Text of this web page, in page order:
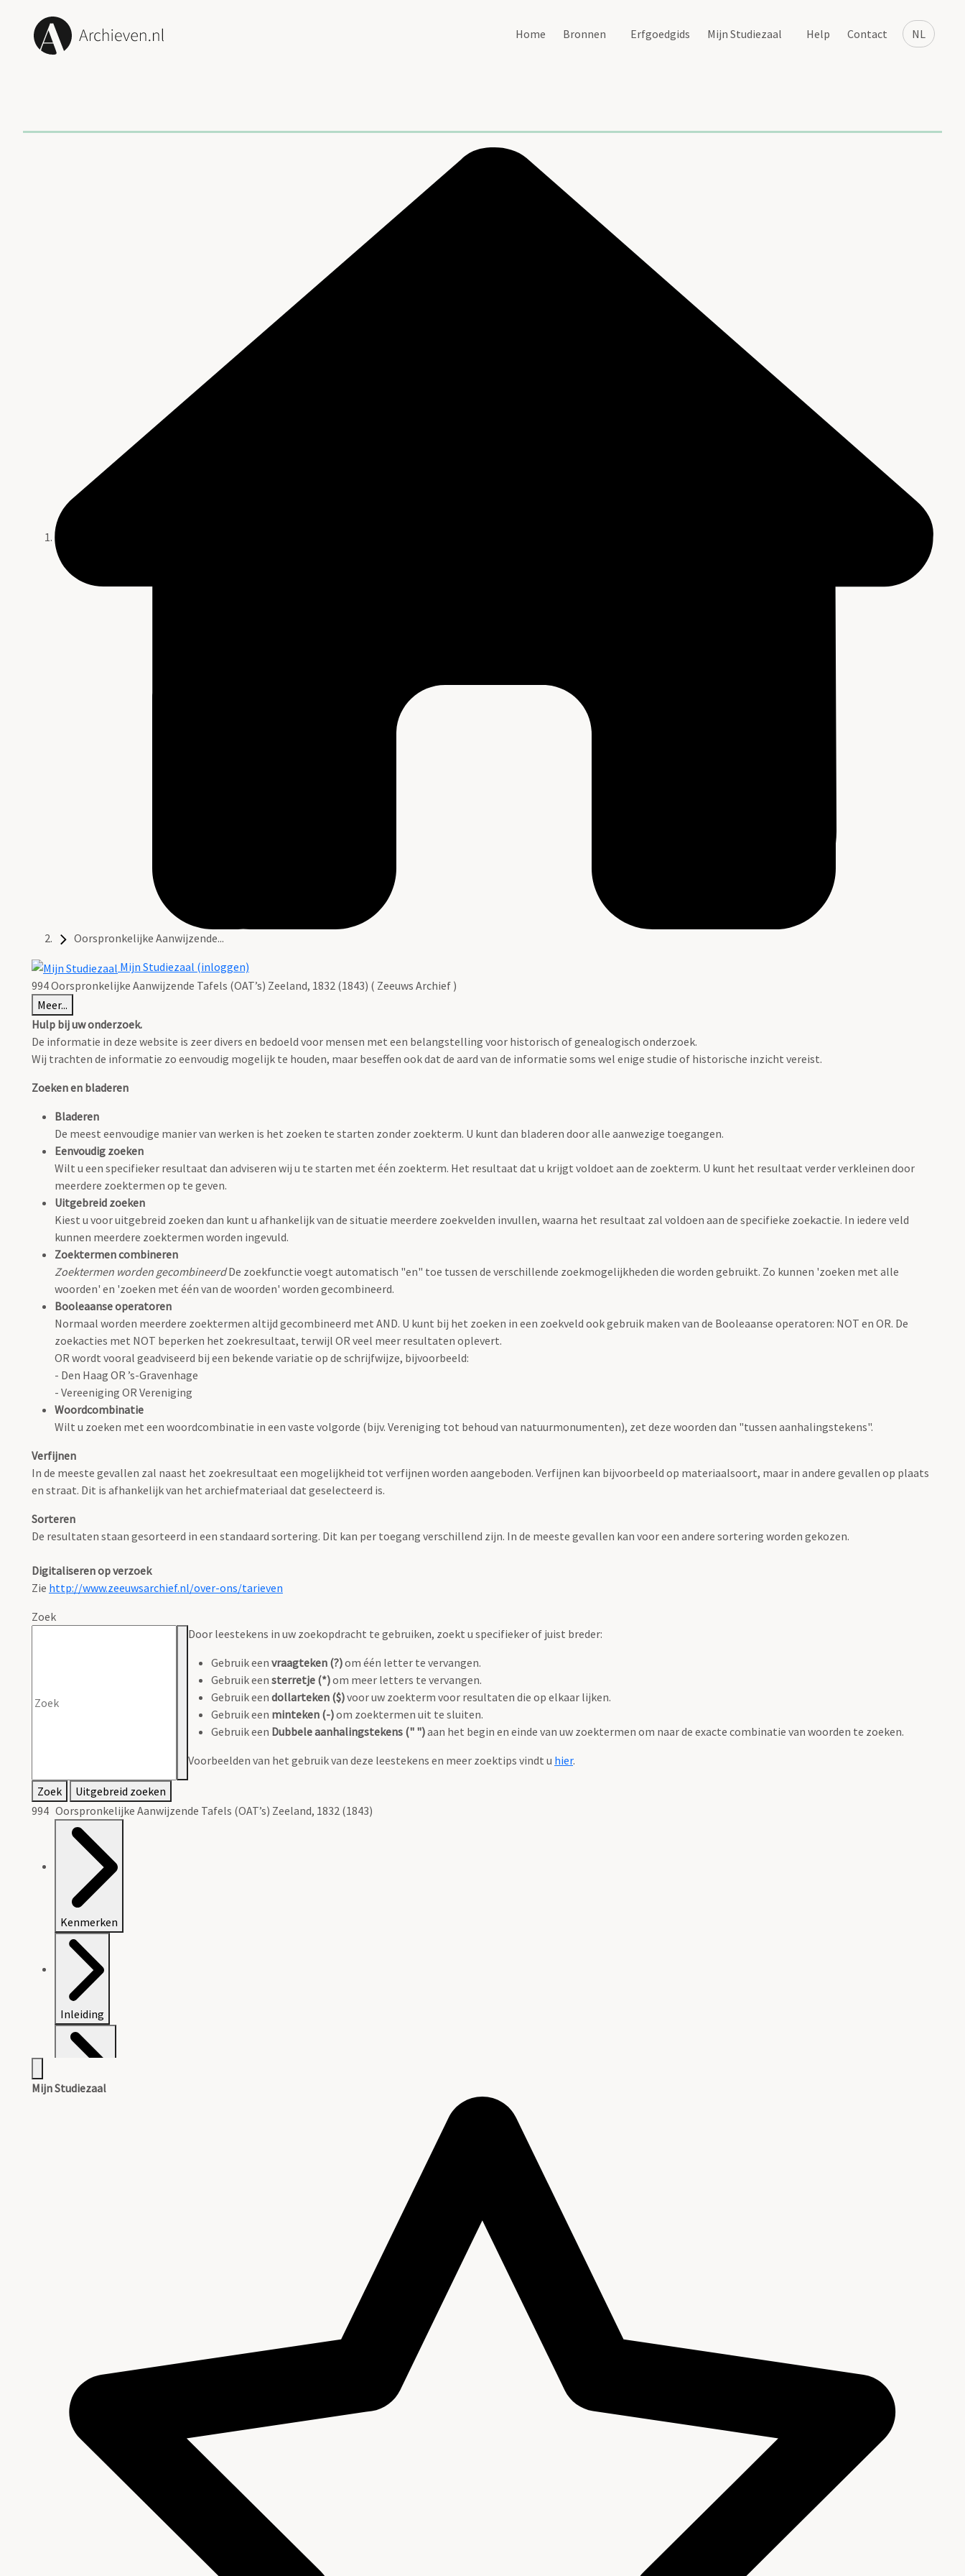
NL
Home Bronnen Erfgoedgids Mijn Studiezaal Help Contact
Oorspronkelijke Aanwijzende...
Mijn Studiezaal (inloggen)
994 Oorspronkelijke Aanwijzende Tafels (OAT’s) Zeeland, 1832 (1843) ( Zeeuws Archief )
Meer...
Hulp bij uw onderzoek.
De informatie in deze website is zeer divers en bedoeld voor mensen met een belangstelling voor historisch of genealogisch onderzoek.
Wij trachten de informatie zo eenvoudig mogelijk te houden, maar beseffen ook dat de aard van de informatie soms wel enige studie of historische inzicht vereist.
Zoeken en bladeren
Bladeren
De meest eenvoudige manier van werken is het zoeken te starten zonder zoekterm. U kunt dan bladeren door alle aanwezige toegangen.
Eenvoudig zoeken
Wilt u een specifieker resultaat dan adviseren wij u te starten met één zoekterm. Het resultaat dat u krijgt voldoet aan de zoekterm. U kunt het resultaat verder verkleinen door
meerdere zoektermen op te geven.
Uitgebreid zoeken
Kiest u voor uitgebreid zoeken dan kunt u afhankelijk van de situatie meerdere zoekvelden invullen, waarna het resultaat zal voldoen aan de specifieke zoekactie. In iedere veld
kunnen meerdere zoektermen worden ingevuld.
Zoektermen combineren
Zoektermen worden gecombineerdDe zoekfunctie voegt automatisch "en" toe tussen de verschillende zoekmogelijkheden die worden gebruikt. Zo kunnen 'zoeken met alle
woorden' en 'zoeken met één van de woorden' worden gecombineerd.
Booleaanse operatoren
Normaal worden meerdere zoektermen altijd gecombineerd met AND. U kunt bij het zoeken in een zoekveld ook gebruik maken van de Booleaanse operatoren: NOT en OR. De
zoekacties met NOT beperken het zoekresultaat, terwijl OR veel meer resultaten oplevert.
OR wordt vooral geadviseerd bij een bekende variatie op de schrijfwijze, bijvoorbeeld:
- Den Haag OR ’s-Gravenhage
- Vereeniging OR Vereniging
Woordcombinatie
Wilt u zoeken met een woordcombinatie in een vaste volgorde (bijv. Vereniging tot behoud van natuurmonumenten), zet deze woorden dan "tussen aanhalingstekens".
Verfijnen
In de meeste gevallen zal naast het zoekresultaat een mogelijkheid tot verfijnen worden aangeboden. Verfijnen kan bijvoorbeeld op materiaalsoort, maar in andere gevallen op plaats
en straat. Dit is afhankelijk van het archiefmateriaal dat geselecteerd is.
Sorteren
De resultaten staan gesorteerd in een standaard sortering. Dit kan per toegang verschillend zijn. In de meeste gevallen kan voor een andere sortering worden gekozen.
Digitaliseren op verzoek
Zie http://www.zeeuwsarchief.nl/over-ons/tarieven
Zoek
Door leestekens in uw zoekopdracht te gebruiken, zoekt u specifieker of juist breder:
Gebruik een vraagteken (?)om één letter te vervangen.
Gebruik een sterretje (*)om meer letters te vervangen.
Gebruik een dollarteken ($)voor uw zoekterm voor resultaten die op elkaar lijken.
Gebruik een minteken (-)om zoektermen uit te sluiten.
Gebruik een Dubbele aanhalingstekens (" ")aan het begin en einde van uw zoektermen om naar de exacte combinatie van woorden te zoeken.
Voorbeelden van het gebruik van deze leestekens en meer zoektips vindt u hier.
Zoek
Uitgebreid zoeken
994 Oorspronkelijke Aanwijzende Tafels (OAT’s) Zeeland, 1832 (1843)
Kenmerken
Inleiding
Mijn Studiezaal